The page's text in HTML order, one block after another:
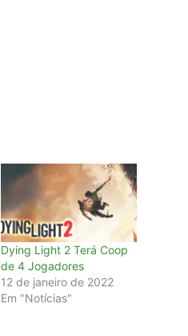
Dying Light 2 Terá Coop
de 4 Jogadores
12 de janeiro de 2022
Em "Notícias"